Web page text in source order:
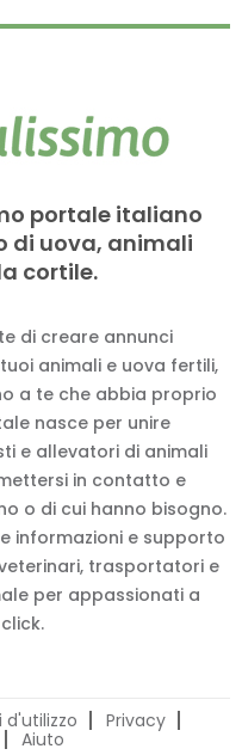
portale italiano
di uova, animali
cortile.
di creare annunci
animali e uova fertili,
a te che abbia proprio
nasce per unire
e allevatori di animali
in contatto e
o di cui hanno bisogno.
informazioni e supporto
trasportatori e
per appassionati a
d'utilizzo
Privacy
Aiuto